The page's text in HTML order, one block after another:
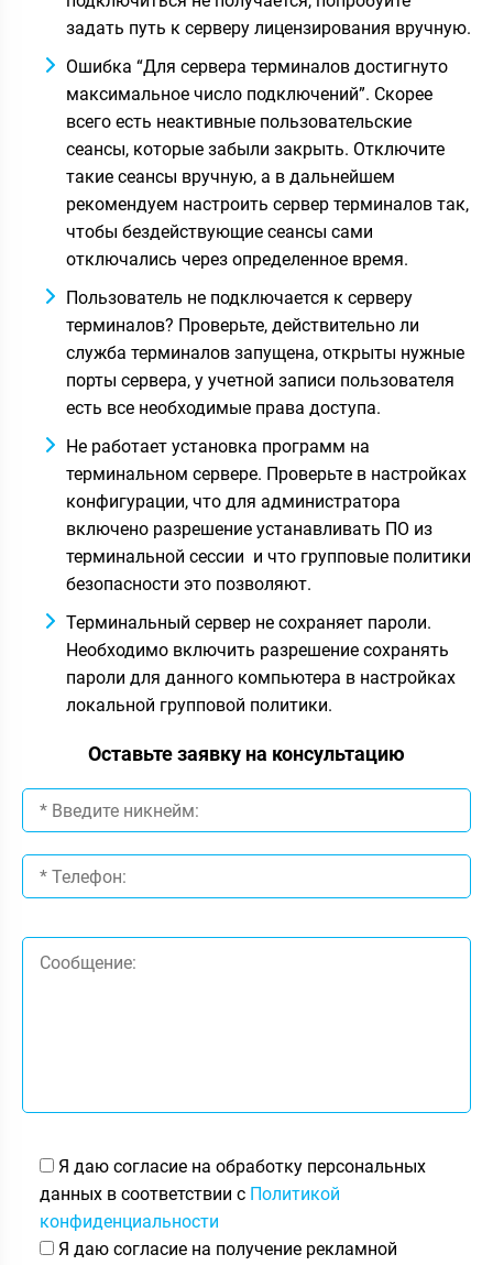
задать путь к серверу лицензирования вручную.
Ошибка “Для сервера терминалов достигнуто
максимальное число подключений”. Скорее
всего есть неактивные пользовательские
сеансы, которые забыли закрыть. Отключите
такие сеансы вручную, а в дальнейшем
рекомендуем настроить сервер терминалов так,
чтобы бездействующие сеансы сами
отключались через определенное время.
Пользователь не подключается к серверу
терминалов? Проверьте, действительно ли
служба терминалов запущена, открыты нужные
порты сервера, у учетной записи пользователя
есть все необходимые права доступа.
Не работает установка программ на
терминальном сервере. Проверьте в настройках
конфигурации, что для администратора
включено разрешение устанавливать ПО из
терминальной сессии и что групповые политики
безопасности это позволяют.
Терминальный сервер не сохраняет пароли.
Необходимо включить разрешение сохранять
пароли для данного компьютера в настройках
локальной групповой политики.
Оставьте заявку на консультацию
Я даю согласие на обработку персональных
данных в соответствии с Политикой
конфиденциальности
Я даю согласие на получение рекламной